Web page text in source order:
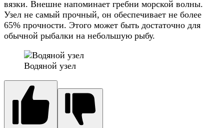
вязки. Внешне напоминает гребни морской волны.
Узел не самый прочный, он обеспечивает не более
65% прочности. Этого может быть достаточно для
обычной рыбалки на небольшую рыбу.
Водяной узел